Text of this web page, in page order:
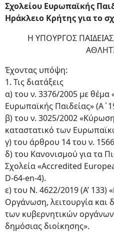
Σχολείου Ευρωπαϊκής
Ηράκλειο Κρήτης για το
Η ΥΠΟΥΡΓΟΣ
Έχοντας υπόψη:
1. Τις διατάξεις
α) του ν. 3376/2005 με θέμα
Ευρωπαϊκής Παιδείας»
β) του ν. 3025/2002
καταστατικό των
γ) του άρθρου 14 του ν.
δ) του Κανονισμού για τα
Σχολεία «Accredited
D-64-en-4).
ε) του Ν. 4622/2019 (Α’ 133)
Οργάνωση, λειτουργία και
των κυβερνητικών οργάνων
δημόσιας διοίκησης».